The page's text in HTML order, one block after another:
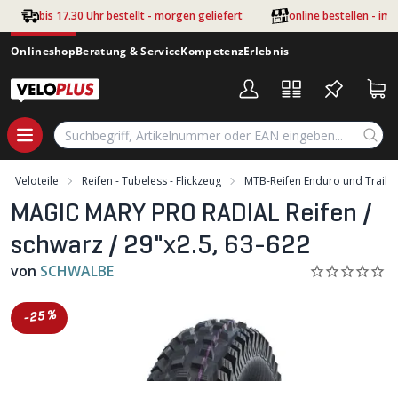
Zum Hauptinhalt springen
bis 17.30 Uhr bestellt - morgen geliefert online bestellen - im
OnlineshopBeratung & ServiceKompetenzErlebnis
Veloteile Reifen - Tubeless - Flickzeug MTB-Reifen Enduro und Trail
MAGIC MARY PRO RADIAL Reifen /
schwarz / 29"x2.5, 63-622
von SCHWALBE
-25%